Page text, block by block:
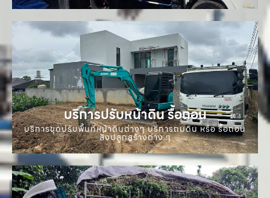
บริการปรับหน้าดิน รื้อถอน
บริการขุดปรับพื้นที่หน้าดินต่างๆ บริการถมดิน หรือ รื้อถอน
สิ่งปลูกสร้างต่าง ๆ